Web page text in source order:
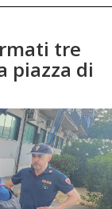
tre
piazza di